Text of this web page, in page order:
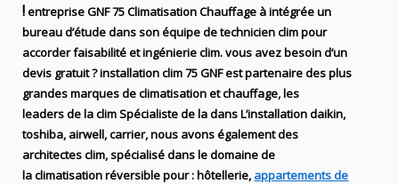
!entrepriseGNF 75Climatisation Chauffage à intégrée un
bureau d’étude dans son équipe de technicienclimpour
accorder faisabilité et ingénierieclim. vous avez besoin d’un
devis gratuit ? installation clim75 GNFest partenaire des plus
grandes marques declimatisation et chauffage, les
leadersde laclim Spécialiste dela dansL’installationdaikin,
toshiba, airwell, carrier, nous avons également des
architectes clim,spécialisé dans le domaine de
laclimatisation réversiblepour : hôtellerie, appartements de